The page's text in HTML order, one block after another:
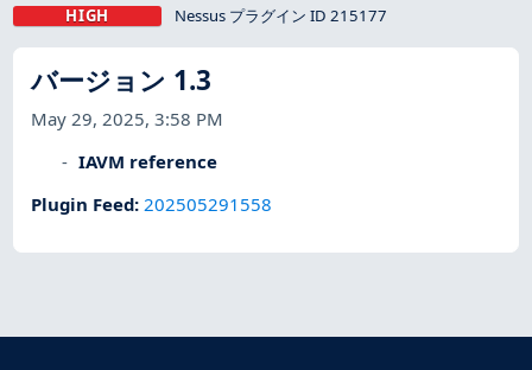
HIGH Nessus プラグイン ID 215177
バージョン 1.3
May 29, 2025, 3:58 PM
IAVM reference
Plugin Feed:202505291558